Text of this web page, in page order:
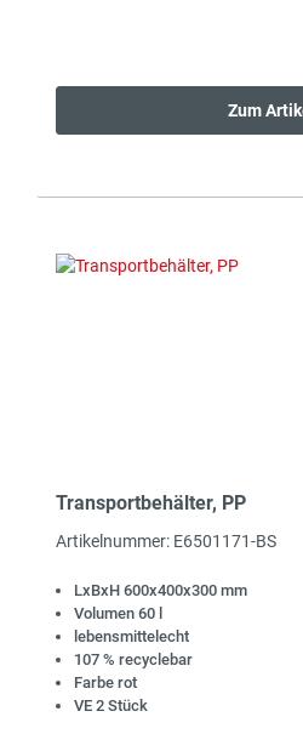
Zum
Transportbehälter, PP
Artikelnummer: E6501171-BS
LxBxH 600x400x300 mm
Volumen 60 l
lebensmittelecht
107 % recyclebar
Farbe rot
VE 2 Stück